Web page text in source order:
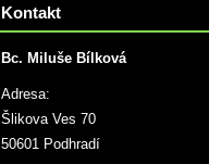
Kontakt
Bc. Miluše Bílková
Adresa:
Šlikova Ves 70
50601 Podhradí